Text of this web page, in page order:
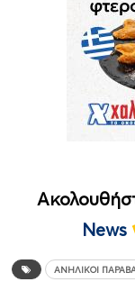
News
ΑΝΉΛΙΚΟΙ